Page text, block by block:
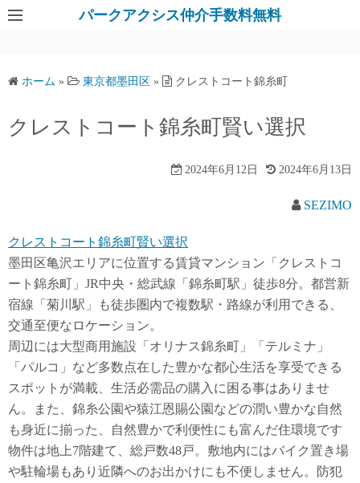
パークアクシス仲介手数料無料
ホーム » 東京都墨田区 » クレストコート錦糸町
クレストコート錦糸町賢い選択
2024年6月12日 2024年6月13日
SEZIMO
クレストコート錦糸町賢い選択
墨田区亀沢エリアに位置する賃貸マンション「クレストコ
ート錦糸町」JR中央・総武線「錦糸町駅」徒歩8分。都営新
宿線「菊川駅」も徒歩圏内で複数駅・路線が利用できる、
交通至便なロケーション。
周辺には大型商用施設「オリナス錦糸町」「テルミナ」
「パルコ」など多数点在した豊かな都心生活を享受できる
スポットが満載、生活必需品の購入に困る事はありませ
ん。また、錦糸公園や猿江恩賜公園などの潤い豊かな自然
も身近に揃った、自然豊かで利便性にも富んだ住環境です
物件は地上7階建て、総戸数48戸。敷地内にはバイク置き場
や駐輪場もあり近隣へのお出かけにも不便しません。防犯